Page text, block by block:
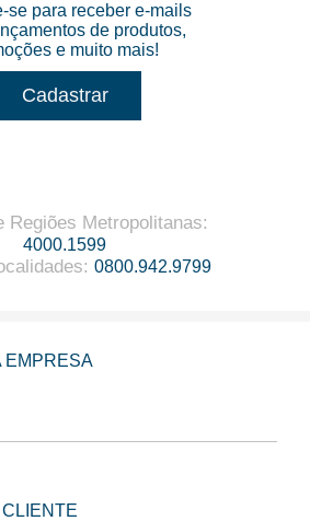
se para receber e-mails
de produtos,
e muito mais!
Cadastrar
Regiões Metropolitanas:
4000.1599
: 0800.942.9799
EMPRESA